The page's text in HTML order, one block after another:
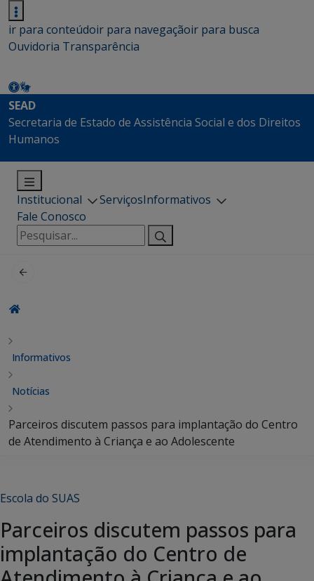
ir para conteúdoir para navegaçãoir para busca
Ouvidoria Transparência
SEAD
Secretaria de Estado de Assistência Social e dos Direitos
Humanos
Institucional ServiçosInformativos
Fale Conosco
Pesquisar
por:
Informativos
Notícias
Parceiros discutem passos para implantação do Centro
de Atendimento à Criança e ao Adolescente
Escola do SUAS
Parceiros discutem passos para
implantação do Centro de